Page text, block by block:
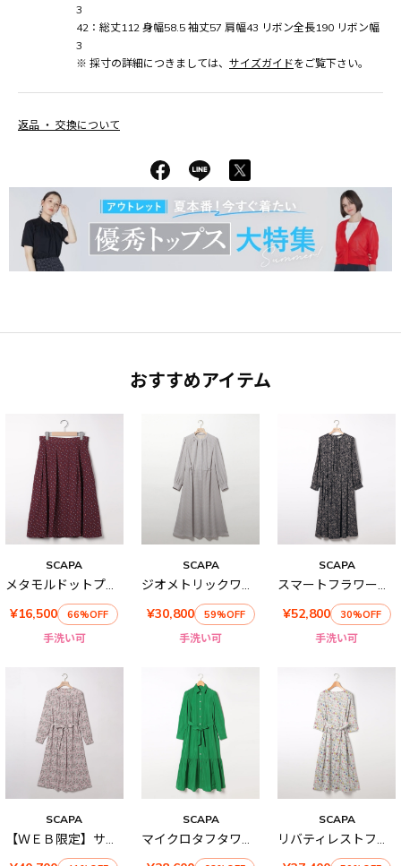
3
42：総丈112 身幅58.5 袖丈57 肩幅43 リボン全長190 リボン幅
3
※ 採寸の詳細につきましては、 サイズガイドをご覧下さい。
返品 ・ 交換について
おすすめアイテム
SCAPA
メタモルドットプリントスカート
¥16,500
66%OFF
手洗い可
SCAPA
ジオメトリックワンピース
¥30,800
59%OFF
手洗い可
SCAPA
スマートフラワー長袖ワンピース
¥52,800
30%OFF
手洗い可
SCAPA
【ＷＥＢ限定】サラサフラワープリントワンピース
SCAPA
マイクロタフタワンピース
SCAPA
リバティレストフラワーワンピース